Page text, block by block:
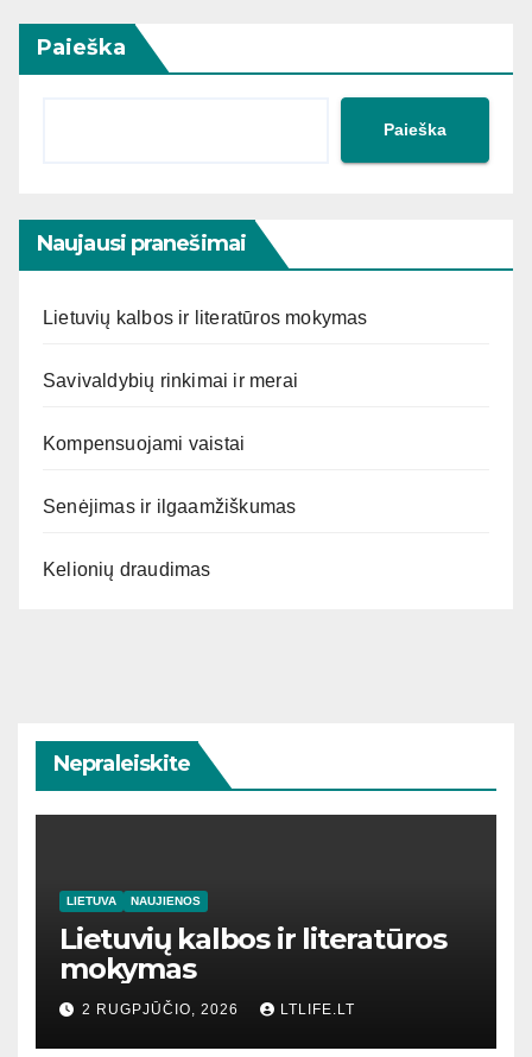
Paieška
Paieška
Naujausi pranešimai
Lietuvių kalbos ir literatūros mokymas
Savivaldybių rinkimai ir merai
Kompensuojami vaistai
Senėjimas ir ilgaamžiškumas
Kelionių draudimas
Nepraleiskite
LIETUVA NAUJIENOS
Lietuvių kalbos ir literatūros
mokymas
2 RUGPJŪČIO, 2026 LTLIFE.LT